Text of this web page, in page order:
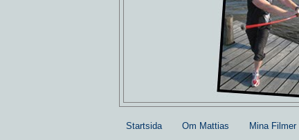
Startsida Om Mattias Mina Filmer